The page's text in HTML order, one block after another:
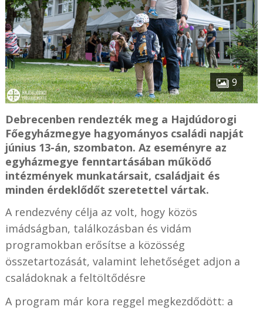
9
Debrecenben rendezték meg a Hajdúdorogi
Főegyházmegye hagyományos családi napját
június 13-án, szombaton. Az eseményre az
egyházmegye fenntartásában működő
intézmények munkatársait, családjait és
minden érdeklődőt szeretettel vártak.
A rendezvény célja az volt, hogy közös
imádságban, találkozásban és vidám
programokban erősítse a közösség
összetartozását, valamint lehetőséget adjon a
családoknak a feltöltődésre
A program már kora reggel megkezdődött: a